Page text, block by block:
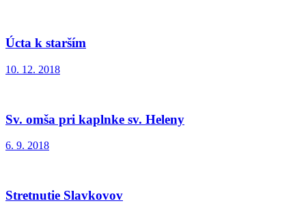
Úcta k starším
10. 12. 2018
Sv. omša pri kaplnke sv. Heleny
6. 9. 2018
Stretnutie Slavkovov